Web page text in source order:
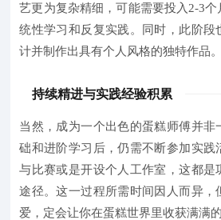
艺更为复杂精细，可能需要投入 2-3个
统性学习和反复实践。同时，此阶段
计并制作出具有个人风格的独特作品。
持续精进与实践经验积累
当然，成为一个出色的蛋糕师傅并非
础和进阶学习后，仍需不断参加实践
与比赛或是开设个人工作室，这都是
途径。这一过程所需时间因人而异，
爱，定会让你在蛋糕世界里收获满满